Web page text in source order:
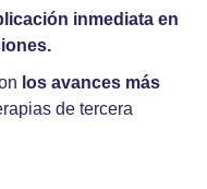
inmediata en
los avances más
de tercera